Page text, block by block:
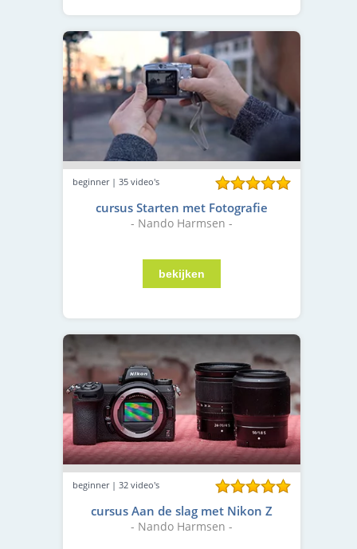
beginner | 35 video's
cursus Starten met Fotografie
- Nando Harmsen -
beginner | 32 video's
cursus Aan de slag met Nikon Z
- Nando Harmsen -